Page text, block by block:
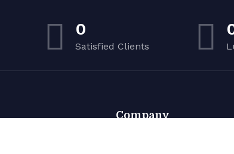
0
Satisfied Clients
Company